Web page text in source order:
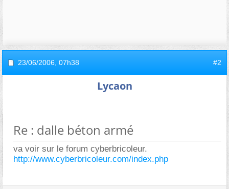
23/06/2006, 07h38 #2
Lycaon
Re : dalle béton armé
va voir sur le forum cyberbricoleur.
http://www.cyberbricoleur.com/index.php